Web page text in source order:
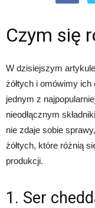
Czym się
W dzisiejszym
żółtych i omówimy
jednym z
nieodłącznym
nie zdaje sobie
żółtych, które różnią
produkcji.
1. Ser